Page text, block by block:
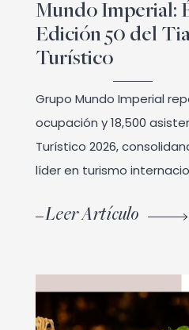
Mundo Imperial:
Edición 50 del
Turístico
Grupo Mundo Imperial
ocupación y 18,500
Turístico 2026,
líder en turismo
Leer Artículo